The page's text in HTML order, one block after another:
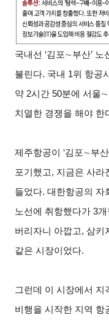
국내선 ‘김포∼부산’
불린다. 국내 1위 항공
약 2시간 50분에 서울∼
치열한 경쟁을 해야 한
제주항공이 ‘김포∼부
포기했고, 지금은 사라
들었다. 대한항공의 자
노선에 취항했다가 3개
버리자니 아깝고, 삼키
같은 시장이었다.
그런데 이 시장에서 지
비행을 시작한 지역 항